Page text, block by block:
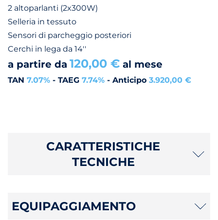
2 altoparlanti (2x300W)
Selleria in tessuto
Sensori di parcheggio posteriori
Cerchi in lega da 14''
a partire da 120,00 € al mese
TAN 7.07% - TAEG 7.74% - Anticipo 3.920,00 €
CARATTERISTICHE
TECNICHE
EQUIPAGGIAMENTO